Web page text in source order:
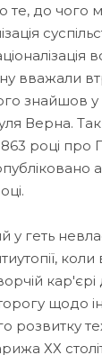
те, до чого
вважали
знайшов
Верна.
році про
у геть
коли
щодо
розвитку
ХХ